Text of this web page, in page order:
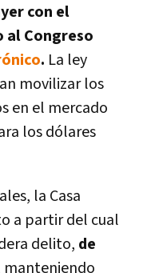
con el
al Congreso
. La ley
movilizar los
en el mercado
los dólares
la Casa
a partir del cual
delito, de
manteniendo